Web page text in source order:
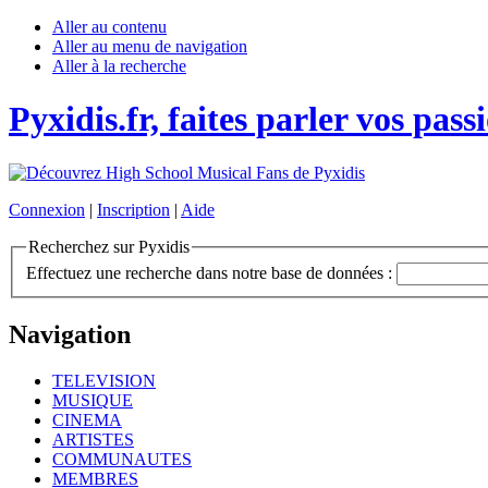
Aller au contenu
Aller au menu de navigation
Aller à la recherche
Pyxidis.fr, faites parler vos
Connexion | Inscription | Aide
Recherchez sur Pyxidis
Effectuez une recherche dans notre base de données :
Navigation
TELEVISION
MUSIQUE
CINEMA
ARTISTES
COMMUNAUTES
MEMBRES